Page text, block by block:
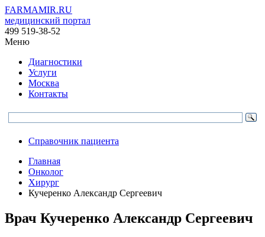
FARMAMIR.RU
медицинский портал
499 519-38-52
Меню
Диагностики
Услуги
Москва
Контакты
Справочник пациента
Главная
Онколог
Хирург
Кучеренко Александр Сергеевич
Врач Кучеренко Александр Сергеевич